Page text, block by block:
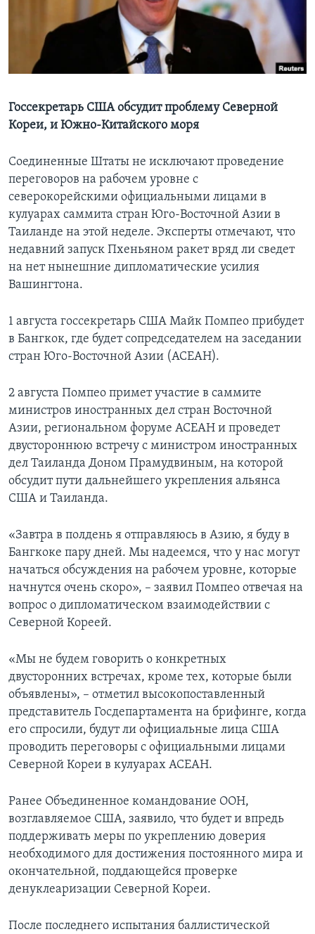
Learning English
СОЦИАЛЬНЫЕ СЕТИ
Языки
Госсекретарь США обсудит проблему Северной
Кореи, и Южно-Китайского моря
Соединенные Штаты не исключают проведение
переговоров на рабочем уровне с
северокорейскими официальными лицами в
кулуарах саммита стран Юго-Восточной Азии в
Таиланде на этой неделе. Эксперты отмечают, что
недавний запуск Пхеньяном ракет вряд ли сведет
на нет нынешние дипломатические усилия
Вашингтона.
1 августа госсекретарь США Майк Помпео прибудет
в Бангкок, где будет сопредседателем на заседании
стран Юго-Восточной Азии (АСЕАН).
2 августа Помпео примет участие в саммите
министров иностранных дел стран Восточной
Азии, региональном форуме АСЕАН и проведет
двустороннюю встречу с министром иностранных
дел Таиланда Доном Прамудвиным, на которой
обсудит пути дальнейшего укрепления альянса
США и Таиланда.
«Завтра в полдень я отправляюсь в Азию, я буду в
Бангкоке пару дней. Мы надеемся, что у нас могут
начаться обсуждения на рабочем уровне, которые
начнутся очень скоро», – заявил Помпео отвечая на
вопрос о дипломатическом взаимодействии с
Северной Кореей.
«Мы не будем говорить о конкретных
двусторонних встречах, кроме тех, которые были
объявлены», – отметил высокопоставленный
представитель Госдепартамента на брифинге, когда
его спросили, будут ли официальные лица США
проводить переговоры с официальными лицами
Северной Кореи в кулуарах АСЕАН.
Ранее Объединенное командование ООН,
возглавляемое США, заявило, что будет и впредь
поддерживать меры по укреплению доверия
необходимого для достижения постоянного мира и
окончательной, поддающейся проверке
денуклеаризации Северной Кореи.
После последнего испытания баллистической